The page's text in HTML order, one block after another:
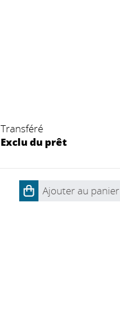
Transféré
Exclu du prêt
Ajouter au panier